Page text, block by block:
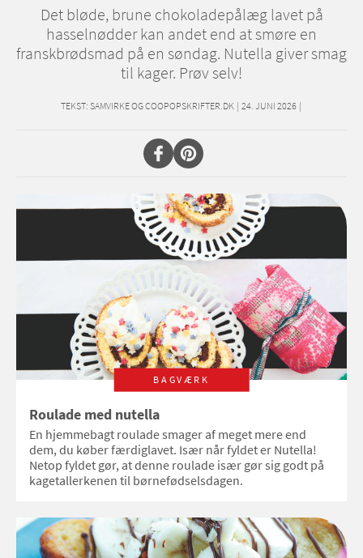
Det bløde, brune chokoladepålæg lavet på
hasselnødder kan andet end at smøre en
franskbrødsmad på en søndag. Nutella giver smag
til kager. Prøv selv!
TEKST: SAMVIRKE OG COOPOPSKRIFTER.DK | 24. JUNI 2026 |
BAGVÆRK
Roulade med nutella
En hjemmebagt roulade smager af meget mere end
dem, du køber færdiglavet. Især når fyldet er Nutella!
Netop fyldet gør, at denne roulade især gør sig godt på
kagetallerkenen til børnefødselsdagen.